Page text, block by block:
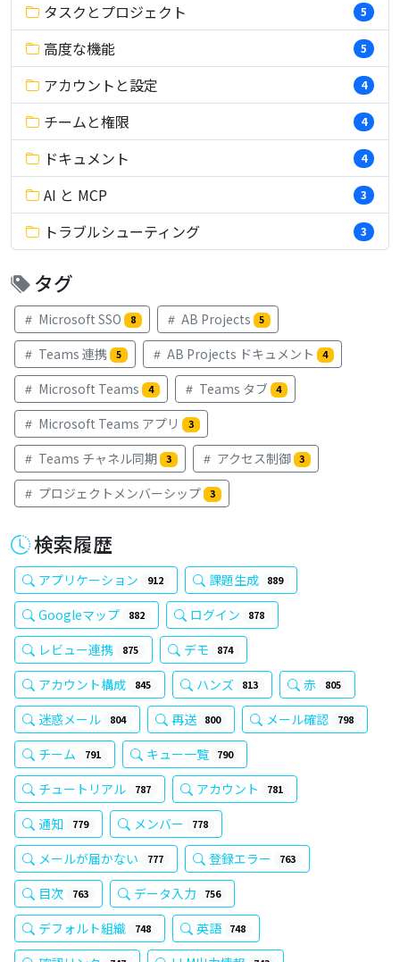
タスクとプロジェクト 5
高度な機能 5
アカウントと設定 4
チームと権限 4
ドキュメント 4
AI と MCP 3
トラブルシューティング 3
タグ
Microsoft SSO 8 AB Projects 5
Teams 連携 5 AB Projects ドキュメント 4
Microsoft Teams 4 Teams タブ 4
Microsoft Teams アプリ 3
Teams チャネル同期 3 アクセス制御 3
プロジェクトメンバーシップ 3
検索履歴
アプリケーション 912 課題生成 889
Googleマップ 882 ログイン 878
レビュー連携 875 デモ 874
アカウント構成 845 ハンズ 813 赤 805
迷惑メール 804 再送 800 メール確認 798
チーム 791 キュー一覧 790
チュートリアル 787 アカウント 781
通知 779 メンバー 778
メールが届かない 777 登録エラー 763
目次 763 データ入力 756
デフォルト組織 748 英語 748